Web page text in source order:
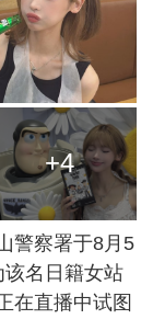
+4
警察署于8月5
该名日籍女站
在直播中试图